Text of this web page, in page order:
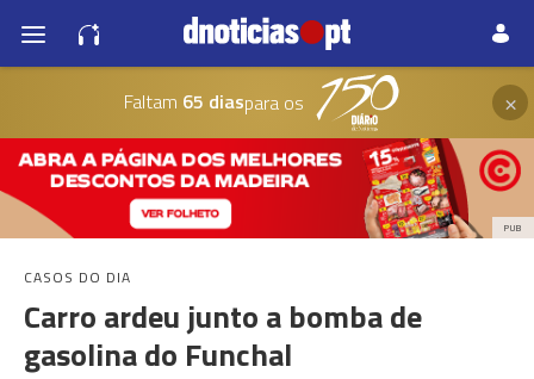
Faltam 65 diaspara os ×
PUB
CASOS DO DIA
Carro ardeu junto a bomba de
gasolina do Funchal